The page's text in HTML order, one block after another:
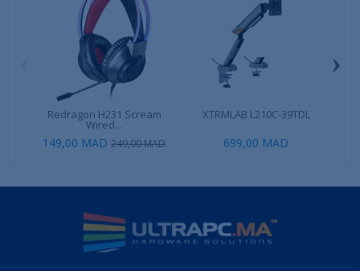
Redragon H231 Scream
Wired...
149,00 MAD 249,00 MAD
XTRMLAB L210C-39TDL
699,00 MAD
›